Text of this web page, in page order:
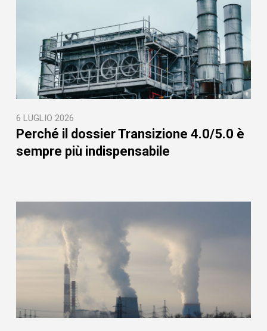
6 LUGLIO 2026
Perché il dossier Transizione 4.0/5.0 è
sempre più indispensabile